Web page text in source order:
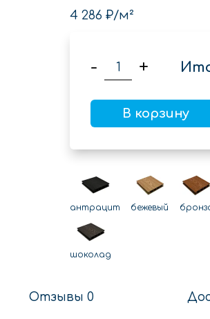
4 286 ₽/м²
- +
В корзину
антрацит бежевый
шоколад
Отзывы 0